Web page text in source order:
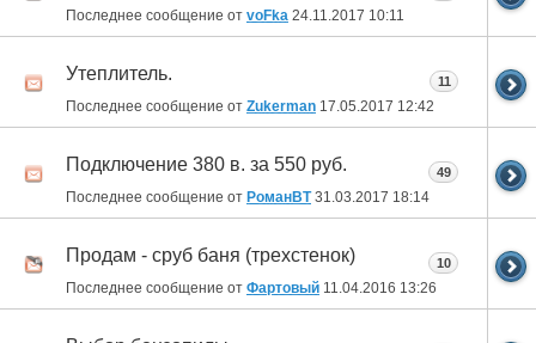
Последнее сообщение от voFka 24.11.2017 10:11
Утеплитель.
Последнее сообщение от Zukerman 17.05.2017 12:42
11
Подключение 380 в. за 550 руб.
Последнее сообщение от РоманВТ31.03.2017 18:14
49
Продам - сруб баня (трехстенок)
Последнее сообщение от Фартовый 11.04.2016 13:26
10